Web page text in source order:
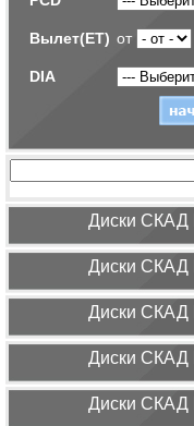
Вылет(ET) от
DIA
Диcки СКАД
Диcки СКАД
Диcки СКАД
Диcки СКАД
Диcки СКАД